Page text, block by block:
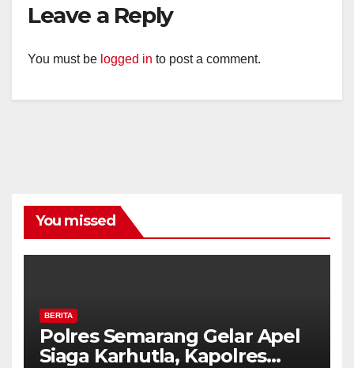
Leave a Reply
You must be logged in to post a comment.
You missed
BERITA
Polres Semarang Gelar Apel
Siaga Karhutla, Kapolres